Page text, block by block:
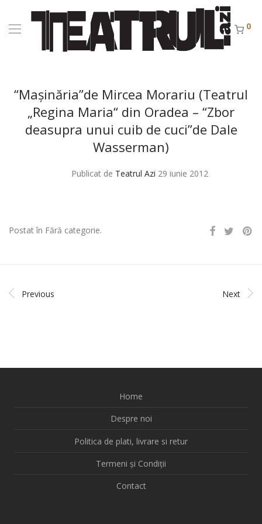
0
“Maşinăria”de Mircea Morariu (Teatrul
„Regina Maria“ din Oradea – “Zbor
deasupra unui cuib de cuci”de Dale
Wasserman)
Publicat de Teatrul Azi 29 iunie 2012
Postat în Fără categorie.
Previous Next
Home
Despre noi
Politica de plati, livrare si retur
Termeni și Condiții
Contact